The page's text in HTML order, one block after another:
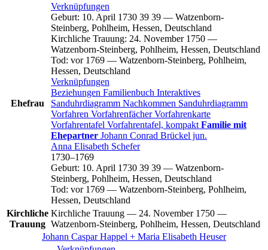
Ehefrau
Verknüpfungen
Geburt: 10. April 1730 39 39 — Watzenborn-
Steinberg, Pohlheim, Hessen, Deutschland
Kirchliche Trauung: 24. November 1750 —
Watzenborn-Steinberg, Pohlheim, Hessen, Deutschland
Tod: vor 1769 — Watzenborn-Steinberg, Pohlheim,
Hessen, Deutschland
Verknüpfungen
Beziehungen Familienbuch Interaktives
Sanduhrdiagramm Nachkommen Sanduhrdiagramm
Vorfahren VorfahrenfächerVorfahrenkarte
Vorfahrentafel Vorfahrentafel, kompakt Familie mit
Ehepartner Johann Conrad Brückel jun.
Anna Elisabeth Schefer
1730–1769
Geburt: 10. April 1730 39 39 — Watzenborn-
Steinberg, Pohlheim, Hessen, Deutschland
Tod: vor 1769 — Watzenborn-Steinberg, Pohlheim,
Hessen, Deutschland
Kirchliche
Trauung
Kirchliche Trauung — 24. November 1750 —
Watzenborn-Steinberg, Pohlheim, Hessen, Deutschland
Johann CasparHappel + Maria Elisabeth Heuser